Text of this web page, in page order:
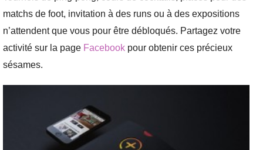
matchs de foot, invitation à des runs ou à des expositions
n’attendent que vous pour être débloqués. Partagez votre
activité sur la page Facebook pour obtenir ces précieux
sésames.